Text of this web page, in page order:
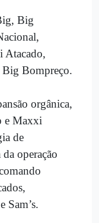
Big
Atacado,
Big Bompreço.
orgânica,
e Maxxi
de
operação
Sam’s.